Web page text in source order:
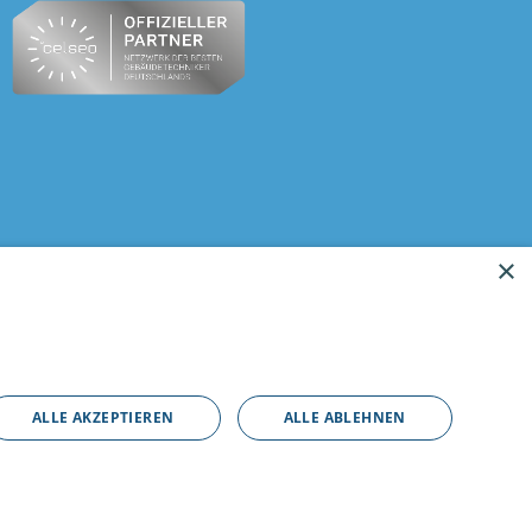
×
ALLE AKZEPTIEREN ALLE ABLEHNEN